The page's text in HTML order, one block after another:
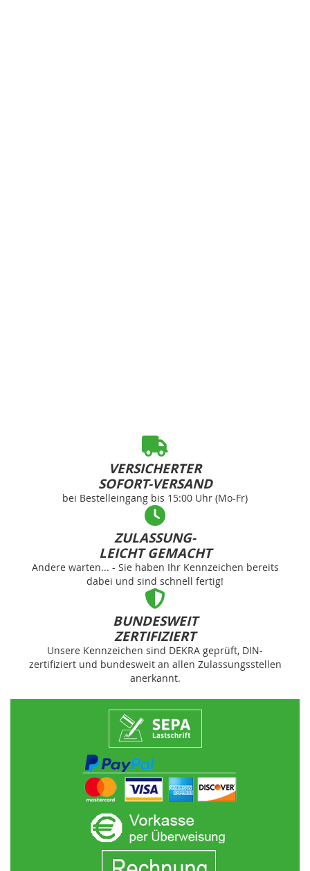
VERSICHERTER
SOFORT-VERSAND
bei Bestelleingang bis 15:00 Uhr (Mo-Fr)
ZULASSUNG-
LEICHT GEMACHT
Andere warten... - Sie haben Ihr Kennzeichen bereits
dabei und sind schnell fertig!
BUNDESWEIT
ZERTIFIZIERT
Unsere Kennzeichen sind DEKRA geprüft, DIN-
zertifiziert und bundesweit an allen Zulassungsstellen
anerkannt.